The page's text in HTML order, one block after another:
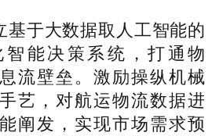
于大数据取人工智能的
能决策系统，打通物
流壁垒。激励操纵机械
艺，对航运物流数据进
阐发，实现市场需求预